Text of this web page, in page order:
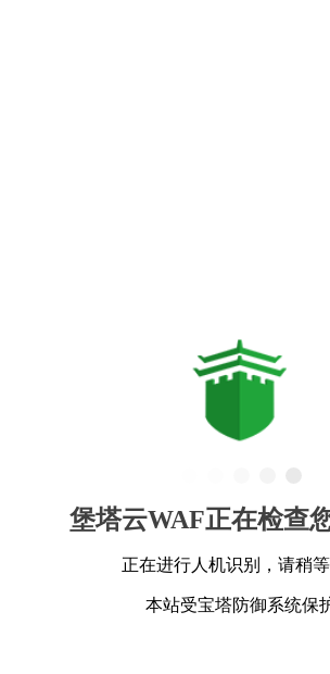
堡塔云WAF正在检查
正在进行人机识别，请稍
本站受宝塔防御系统保